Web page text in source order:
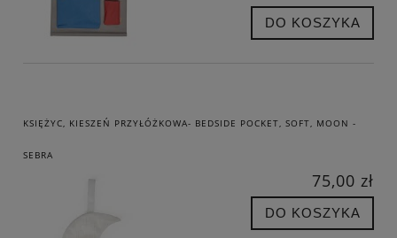
DO KOSZYKA
KSIĘŻYC, KIESZEŃ PRZYŁÓŻKOWA- BEDSIDE POCKET, SOFT, MOON -
SEBRA
75,00 zł
DO KOSZYKA